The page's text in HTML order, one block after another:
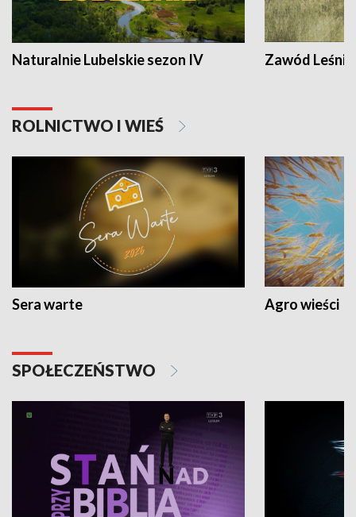
Naturalnie Lubelskie sezon IV Zawód Leśnik
ROLNICTWO I WIEŚ
Sera warte Agro wieści
SPOŁECZEŃSTWO